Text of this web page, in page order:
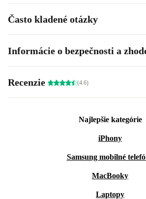
Často kladené otázky
Informácie o bezpečnosti a
Recenzie (4.6)
Najlepšie kategórie
iPhony
Samsung mobilné
MacBooky
Laptopy